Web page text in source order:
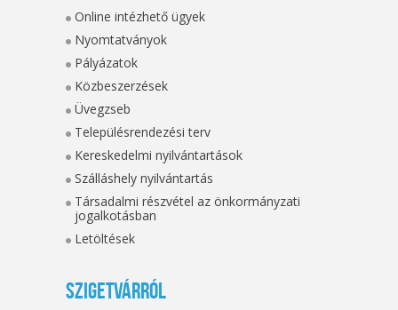
Online intézhető ügyek
Nyomtatványok
Pályázatok
Közbeszerzések
Üvegzseb
Településrendezési terv
Kereskedelmi nyilvántartások
Szálláshely nyilvántartás
Társadalmi részvétel az önkormányzati
jogalkotásban
Letöltések
Szigetvárról